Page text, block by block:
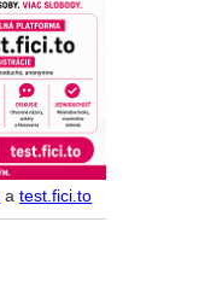
atest.fici.to